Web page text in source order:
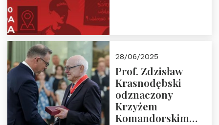
28/06/2025
Prof. Zdzisław
Krasnodębski
odznaczony
Krzyżem
Komandorskim